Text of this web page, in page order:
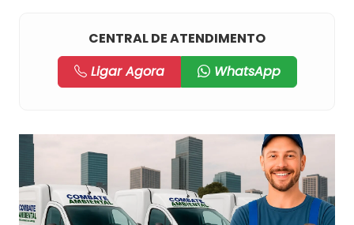
CENTRAL DE ATENDIMENTO
Ligar Agora
WhatsApp